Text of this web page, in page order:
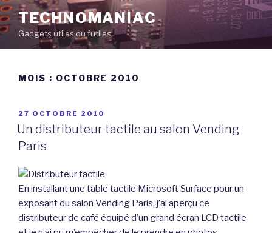
Aller
au
contenu
principal
TECHNOMANIAC
Gadgets utiles ou futiles
MOIS : OCTOBRE 2010
PUBLIÉ
LE
27 OCTOBRE 2010
Un distributeur tactile au salon Vending
Paris
En installant une table tactile Microsoft Surface pour un
exposant du salon Vending Paris, j’ai aperçu ce
distributeur de café équipé d’un grand écran LCD tactile